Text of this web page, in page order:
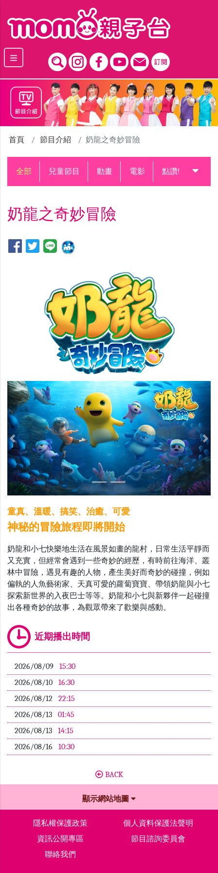
首頁 節目介紹 奶龍之奇妙冒險
全部 兒童節目 動畫 電影 點讚!升級中
奶龍之奇妙冒險
Previous
童真、溫暖、搞笑、治癒、可愛
神秘的冒險旅程即將開始
奶龍和小七快樂地生活在風景如畫的龍村，日常生活平靜而
又充實，但經常會遇到一些奇妙的經歷，有時前往海洋、叢
林中冒險，遇見有趣的人物，產生美好而奇妙的碰撞，例如
偏執的人魚藝術家、天真可愛的蘿蔔寶寶、帶領奶龍與小七
探索新世界的入夜巴士等等。奶龍和小七與新夥伴一起碰撞
出各種奇妙的故事，為觀眾帶來了歡樂與感動。
近期播出時間
2026/08/09
15:30
2026/08/10
16:30
2026/08/12
22:15
2026/08/13
01:45
2026/08/13
14:15
2026/08/16
10:30
BACK
顯示網站地圖
隱私權保護政策
個人資料保護法聲明
資訊公開專區
節目諮詢委員會
聯絡我們